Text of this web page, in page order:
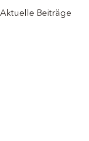
Aktuelle Beiträge